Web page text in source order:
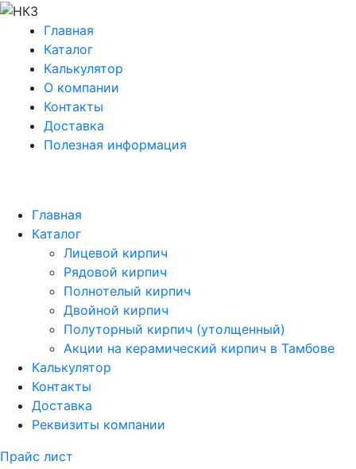
Главная
Каталог
Калькулятор
О компании
Контакты
Доставка
Полезная информация
Главная
Каталог
Лицевой кирпич
Рядовой кирпич
Полнотелый кирпич
Двойной кирпич
Полуторный кирпич (утолщенный)
Акции на керамический кирпич в Тамбове
Калькулятор
Контакты
Доставка
Реквизиты компании
Прайс лист